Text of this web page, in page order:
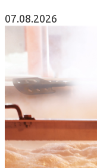
07.08.2026